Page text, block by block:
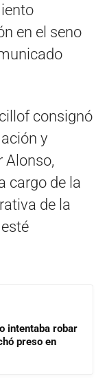
en el seno
consignó
y
Alonso,
cargo de la
de la
intentaba robar
preso en